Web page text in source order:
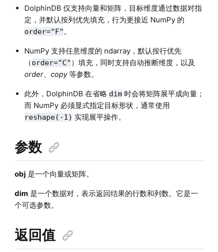
DolphinDB 仅支持向量和矩阵，目标维度通过数据对指
定，并默认按列优先填充，行为更接近 NumPy 的
order="F" 。
NumPy 支持任意维度的 ndarray，默认按行优先
（order="C" ）填充，同时支持自动推断维度，以及
order、 copy等参数。
此外，DolphinDB 在省略 dim时会将矩阵展平成向量；
而 NumPy 必须显式指定目标形状，通常使用
reshape(-1) 实现展平操作。
参数
obj是一个向量或矩阵。
dim 是一个数据对，表示返回结果的行数和列数。它是一
个可选参数。
返回值